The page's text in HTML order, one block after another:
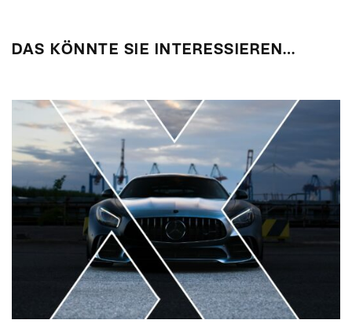
DAS KÖNNTE SIE INTERESSIEREN…